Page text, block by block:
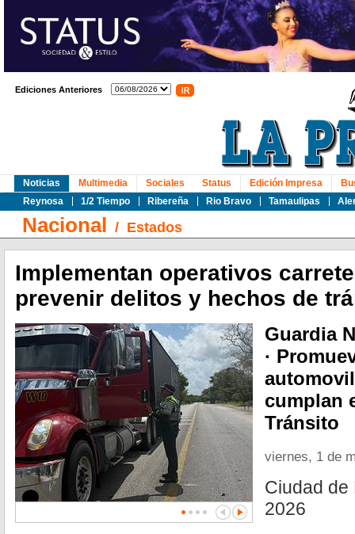
Ediciones Anteriores
Noticias
Reynosa
1/2 Tiempo Ribereña Rio Bravo Tamaulipas
Multimedia Sociales Status Edición Impresa
Nacional / Estados
Implementan operativos
prevenir delitos y hechos de
Guardia
·
cumplan
Tránsito
viernes, 1 de
Ciudad de
2026